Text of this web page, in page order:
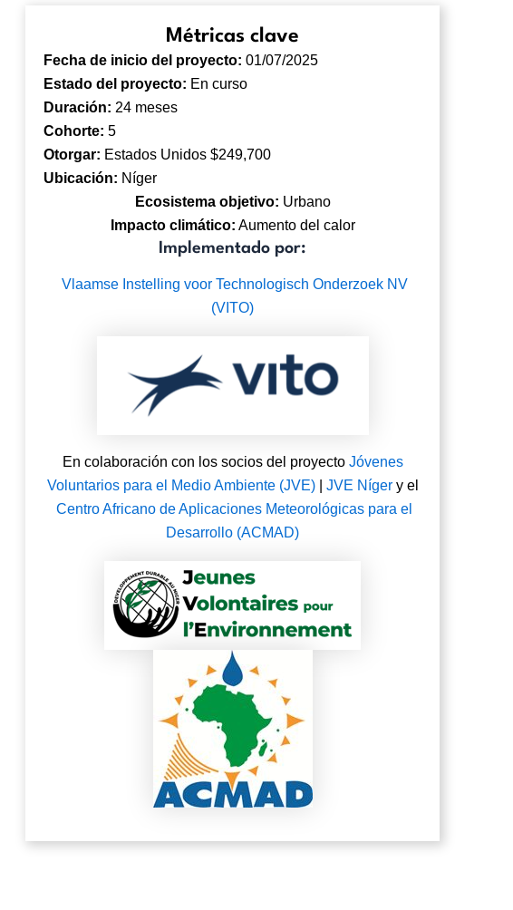
Métricas clave
Fecha de inicio del proyecto:01/07/2025
Estado del proyecto: En curso
Duración: 24 meses
Cohorte:5
Otorgar: Estados Unidos $249,700
Ubicación: Níger
Ecosistema objetivo: Urbano
Impacto climático: Aumento del calor
Implementado por:
Vlaamse Instelling voor Technologisch Onderzoek NV
(VITO)
En colaboración con los socios del proyecto Jóvenes
Voluntarios para el Medio Ambiente (JVE)| JVE Nígery el
Centro Africano de Aplicaciones Meteorológicas para el
Desarrollo (ACMAD)